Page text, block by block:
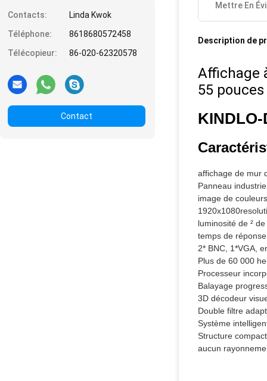
Contacts:
Linda Kwok
Téléphone:
8618680572458
Télécopieur:
86-020-62320578
Contact
Mettre En
Description de
Affichage
55
KINDLO-
affichage de mur
Panneau
image de
luminosité de ²
temps de
2* BNC, 1*VGA,
Plus de 60 000
Processeur
Balayage
3D décodeur
Double filtre
Système
Structure
aucun